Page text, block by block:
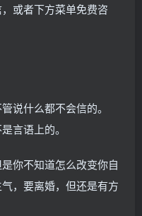
或者下方菜单免费咨
说什么都不会信的。
言语上的。
你不知道怎么改变你自
，要离婚，但还是有方